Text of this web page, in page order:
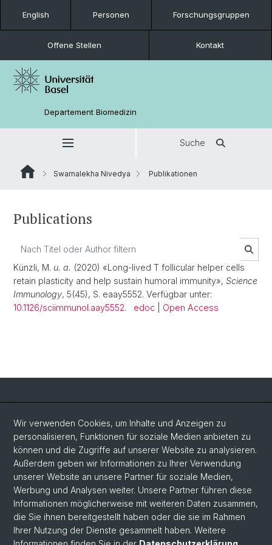
English Personen Forschungsgruppen
Offene Stellen Kontakt
Departement Biomedizin
Suche
Swarnalekha Nivedya Publikationen
Publications
Künzli, M. u. a. (2020) «Long-lived T follicular helper cells
retain plasticity and help sustain humoral immunity», Science
Immunology, 5(45), S. eaay5552. Verfügbar unter:
10.1126/sciimmunol.aay5552. edoc Open Access
Social Media
LinkedIn
Bluesky
Vimeo
Wir verwenden Cookies, um Inhalte und Anzeigen zu
personalisieren, Funktionen für soziale Medien anbieten zu
können und die Zugriffe auf unserer Website zu analysieren.
Außerdem geben wir Informationen zu Ihrer Verwendung
unserer Website an unsere Partner für soziale Medien,
Werbung und Analysen weiter. Unsere Partner führen diese
Informationen möglicherweise mit weiteren Daten zusammen,
die Sie ihnen bereitgestellt haben oder die sie im Rahmen
Ihrer Nutzung der Dienste gesammelt haben. Weitere